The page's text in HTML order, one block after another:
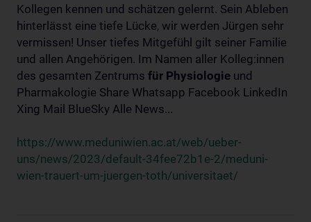
Kollegen kennen und schätzen gelernt. Sein Ableben
hinterlässt eine tiefe Lücke, wir werden Jürgen sehr
vermissen! Unser tiefes Mitgefühl gilt seiner Familie
und allen Angehörigen. Im Namen aller Kolleg:innen
des gesamten Zentrums für Physiologie und
Pharmakologie Share Whatsapp Facebook LinkedIn
Xing Mail BlueSky Alle News...
https://www.meduniwien.ac.at/web/ueber-
uns/news/2023/default-34fee72b1e-2/meduni-
wien-trauert-um-juergen-toth/universitaet/